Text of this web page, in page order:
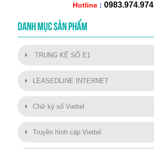
Hotline : 0983.974.974
DANH MỤC SẢN PHẨM
TRUNG KẾ SỐ E1
LEASEDLINE INTERNET
Chữ ký số Viettel
Truyền hình cáp Viettel